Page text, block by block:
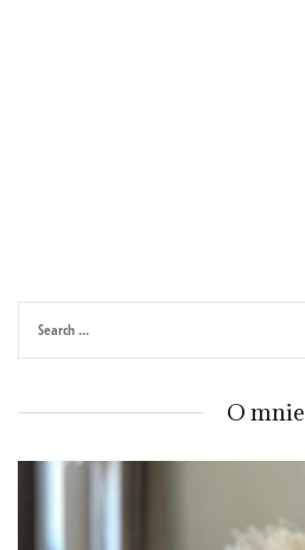
O mnie